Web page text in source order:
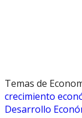
Temas de
crecimiento
Desarrollo